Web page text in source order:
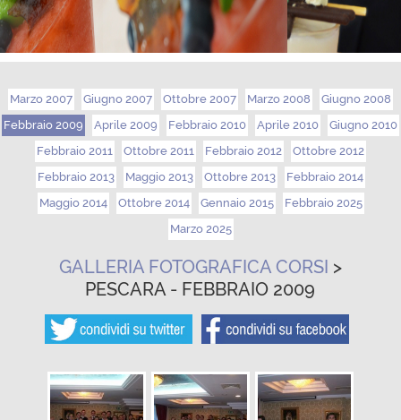
Marzo 2007 Giugno 2007 Ottobre 2007 Marzo 2008
Giugno 2008
Febbraio 2009
Aprile 2009 Febbraio 2010 Aprile 2010
Giugno 2010
Febbraio 2011
Ottobre 2011 Febbraio 2012
Ottobre 2012
Febbraio 2013
Maggio 2013 Ottobre 2013
Febbraio 2014
Maggio 2014
Ottobre 2014 Gennaio 2015
Febbraio 2025
Marzo 2025
GALLERIA FOTOGRAFICA CORSI >
PESCARA - FEBBRAIO 2009